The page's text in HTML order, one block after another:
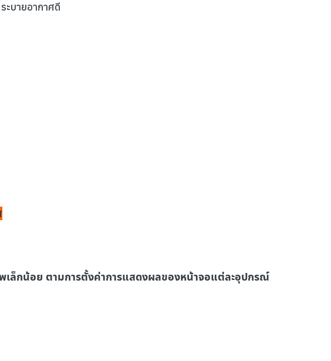
ะบายอากาศดี
เล็กน้อย ตามการตั้งค่าการแสดงผลของหน้าจอแต่ละอุปกรณ์